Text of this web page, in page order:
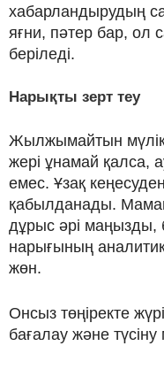
хабарландырудың
яғни, пәтер бар, ол
беріледі.
Нарықты зерт теу
Жылжымайтын
жері ұнамай қалса,
емес. Ұзақ
қабылданады.
дұрыс әрі маңызды,
нарығының
жөн.
Онсыз төңіректе
бағалау және